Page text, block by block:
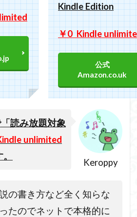
Kindle Edition
￥0 Kindle
公式
Amazon.co.uk
Keroppy
読み放題対象
unlimited
の書き方など全く知らな
たのでネットで本格的に